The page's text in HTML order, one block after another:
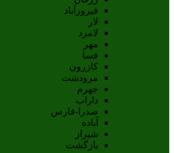
فیروزآباد
لار
لامرد
مهر
فسا
کازرون
مرودشت
جهرم
داراب
صدرا-فارس
آباده
شيراز
بازگشت